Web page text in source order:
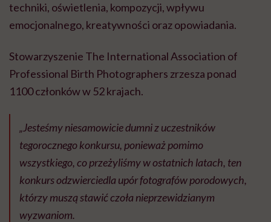
techniki, oświetlenia, kompozycji, wpływu
emocjonalnego, kreatywności oraz opowiadania.
Stowarzyszenie The International Association of
Professional Birth Photographers zrzesza ponad
1100 członków w 52 krajach.
„Jesteśmy niesamowicie dumni z uczestników
tegorocznego konkursu, ponieważ pomimo
wszystkiego, co przeżyliśmy w ostatnich latach, ten
konkurs odzwierciedla upór fotografów porodowych,
którzy muszą stawić czoła nieprzewidzianym
wyzwaniom.